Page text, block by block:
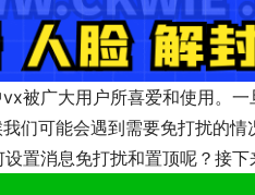
被广大用户所喜爱和使用。
们可能会遇到需要免打扰的
置消息免打扰和置顶呢？接